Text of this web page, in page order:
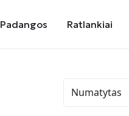
Padangos Ratlankiai